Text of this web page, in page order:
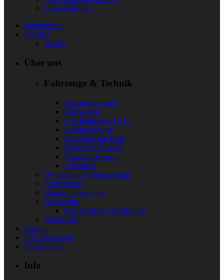
Sicherheitstipps
Neuigkeiten
Einsätze
Archiv
Über uns
Fahrzeuge & Technik
Einsatzleitwagen
Rüstwagen
Löschfahrzeug LF10
Schlauchwagen
Drehleiter mit Korb
Tanklöschfahrzeug
Vorausrüstwagen
Anhänger
Wehrleitung & Mannschaft
Alarmierung
Katastrophenschutz
Geschichte
Geschichte in Schriftform
Dienstplan
Jugend
First Responder
Förderverein
Info